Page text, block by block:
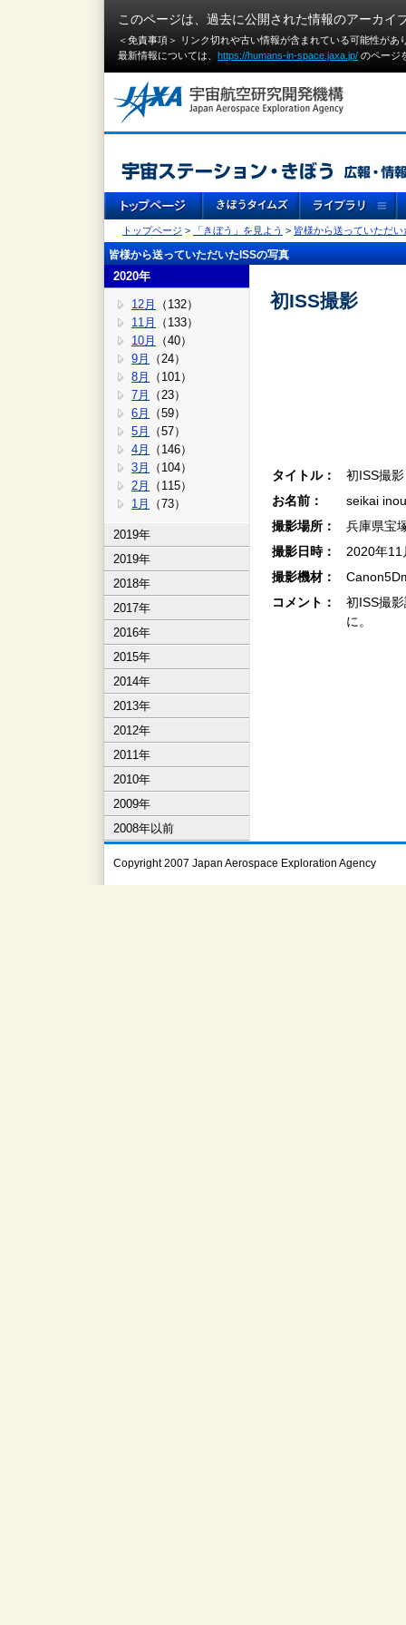
このページは、過去に公開された情報のアーカイ
＜免責事項＞ リンク切れや古い情報が含まれている可能性が
最新情報については、 https://humans-in-space.jaxa.jp/ のページ
トップページ > 「きぼう」を見よう > 皆様から送っていただい
皆様から送っていただいたISSの写真
2020年
12月
（132）
11月
（133）
10月
（40）
9月
（24）
8月
（101）
7月
（23）
6月
（59）
5月
（57）
4月
（146）
3月
（104）
2月
（115）
1月
（73）
2019年
2019年
2018年
2017年
2016年
2015年
2014年
2013年
2012年
2011年
2010年
2009年
2008年以前
初ISS撮影
タイトル：
初ISS撮影
お名前：
seikai
撮影場所：
兵庫県宝
撮影日時：
2020年
撮影機材：
コメント：
初ISS撮
に。
Copyright 2007 Japan Aerospace Exploration Agency